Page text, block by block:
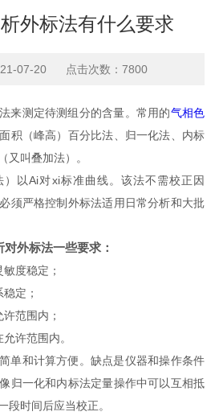
外标法有什么要求
07-20 点击次数：7800
来测定待测组分的含量。常用的气相色
积（峰高）百分比法、归一化法、内标
又叫叠加法）。
以Ai对xi标准曲线。该法不需校正因
须严格控制外标法适用日常分析和大批
外标法一些要求：
度稳定；
定；
范围内；
许范围内。
单和计算方便。缺点是仪器和操作条件
归一化和内标法定量操作中可以互相抵
段时间后应当校正。